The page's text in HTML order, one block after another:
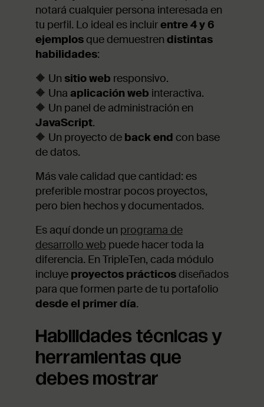
notará cualquier persona interesada en
tu perfil. Lo ideal es incluirentre 4 y 6
ejemplosque demuestren distintas
habilidades:
🔶 Un sitio web responsivo.
🔶 Una aplicación web interactiva.
🔶 Un panel de administración en
JavaScript.
🔶 Un proyecto de back end con base
de datos.
Más vale calidad que cantidad: es
preferible mostrar pocos proyectos,
pero bien hechos y documentados.
Es aquí donde un programa de
desarrollo web puede hacer toda la
diferencia. En TripleTen, cada módulo
incluye proyectos prácticosdiseñados
para que formen parte de tu portafolio
desde el primer día.
Habilidades técnicas y
herramientas que
debes mostrar